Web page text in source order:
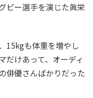
ビー選手を演じた眞栄
15kgも体重を増やし
だけあって、オーディ
俳優さんばかりだった